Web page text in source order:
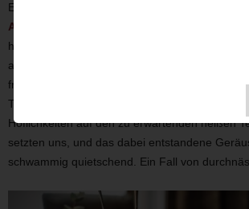
Eingangsbereich, in dem sich einige Gäste
Afternoon Tea
zu sich zu nehmen. Genau
heißes Getränk und kuschelige Wärme. Trotz
abgerissenen Aussehens und unserer muffigen
freundlich hereingebeten, unter mitleidvollen
Tischchen platziert und unter „Just a moment,
Höflichkeiten auf den zu erwartenden heißen
setzten uns, und das dabei entstandene
schwammig quietschend. Ein Fall von